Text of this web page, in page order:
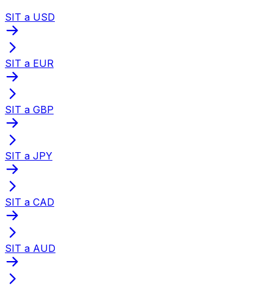
SIT a USD
SIT a EUR
SIT a GBP
SIT a JPY
SIT a CAD
SIT a AUD